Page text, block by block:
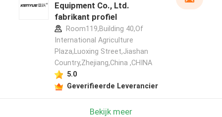
Equipment Co., Ltd.
fabrikant profiel
Room119,Building 40,Of
International Agriculture
Plaza,Luoxing Street,Jiashan
Country,Zhejiang,China ,CHINA
5.0
Geverifieerde Leverancier
Bekijk meer